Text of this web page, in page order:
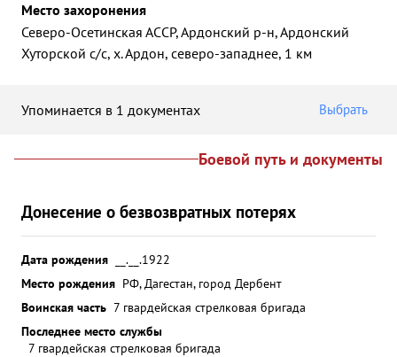
Место захоронения
Северо-Осетинская АССР, Ардонский р-н, Ардонский
Хуторской с/с, х. Ардон, северо-западнее, 1 км
Упоминается в 1 документах Выбрать
Боевой путь и документы
Донесение о безвозвратных потерях
Дата рождения
__.__.1922
Место рождения РФ, Дагестан, город Дербент
Воинская часть 7 гвардейская стрелковая бригада
Последнее место службы
7 гвардейская стрелковая бригада